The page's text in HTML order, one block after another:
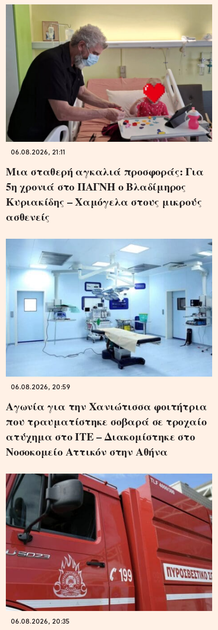
06.08.2026, 21:11
Μια σταθερή αγκαλιά προσφοράς: Για
5η χρονιά στο ΠΑΓΝΗ ο Βλαδίμηρος
Κυριακίδης – Χαμόγελα στους μικρούς
ασθενείς
06.08.2026, 20:59
Αγωνία για την Χανιώτισσα φοιτήτρια
που τραυματίστηκε σοβαρά σε τροχαίο
ατύχημα στο ΙΤΕ – Διακομίστηκε στο
Νοσοκομείο Αττικόν στην Αθήνα
06.08.2026, 20:35